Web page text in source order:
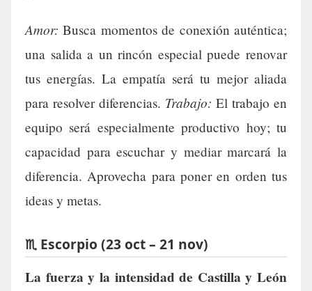
Amor: Busca momentos de conexión auténtica;
una salida a un rincón especial puede renovar
tus energías. La empatía será tu mejor aliada
para resolver diferencias. Trabajo: El trabajo en
equipo será especialmente productivo hoy; tu
capacidad para escuchar y mediar marcará la
diferencia. Aprovecha para poner en orden tus
ideas y metas.
♏ Escorpio (23 oct – 21 nov)
La fuerza y la intensidad de Castilla y León